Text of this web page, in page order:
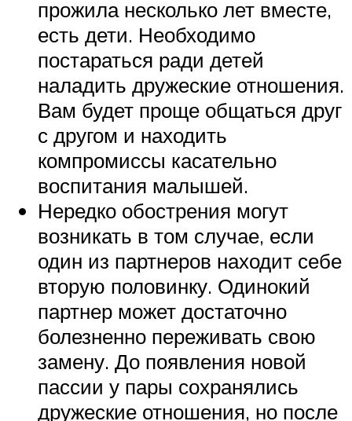
прожила несколько лет вместе,
есть дети. Необходимо
постараться ради детей
наладить дружеские отношения.
Вам будет проще общаться друг
с другом и находить
компромиссы касательно
воспитания малышей.
Нередко обострения могут
возникать в том случае, если
один из партнеров находит себе
вторую половинку. Одинокий
партнер может достаточно
болезненно переживать свою
замену. До появления новой
пассии у пары сохранялись
дружеские отношения, но после